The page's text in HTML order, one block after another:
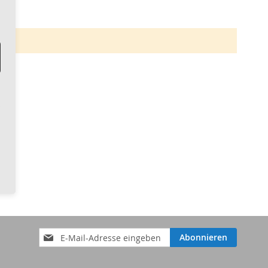
Anmeldung
zum
Abonnieren